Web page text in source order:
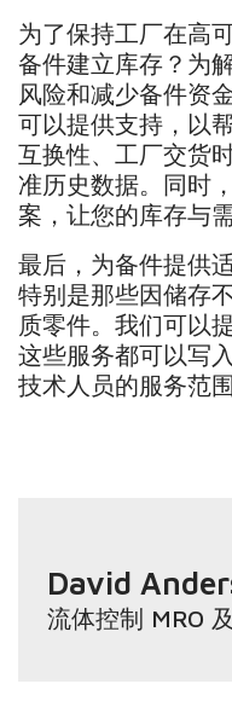
为了保持工厂在高
备件建立库存？为
风险和减少备件资
可以提供支持，以
互换性、工厂交货
准历史数据。同时
案，让您的库存与
最后，为备件提供
特别是那些因储存
质零件。我们可以
这些服务都可以写
技术人员的服务范围
David
流体控制 MRO